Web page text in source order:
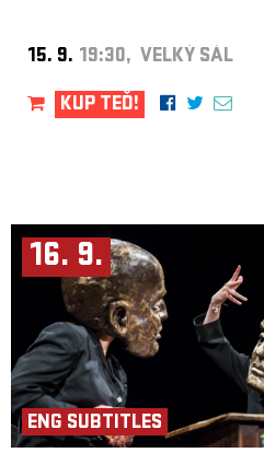
15. 9. 19:30, VELKÝ SÁL
KUP TEĎ!
16. 9.
ENG SUBTITLES